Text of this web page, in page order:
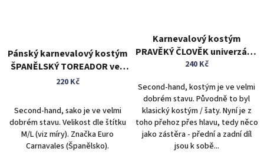
Pánský karnevalový kostým
ŠPANĚLSKÝ TOREADOR vel.
M/L
220 Kč
Second-hand, sako je ve velmi
dobrém stavu. Velikost dle štítku
M/L (viz míry). Značka Euro
Carnavales (Španělsko).
Karnevalový kostým
PRAVĚKÝ ČLOVĚK univerzální
velikost
240 Kč
Second-hand, kostým je ve velmi
dobrém stavu. Původně to byl
klasický kostým / šaty. Nyní je z
toho přehoz přes hlavu, tedy něco
jako zástěra - přední a zadní díl
jsou k sobě...